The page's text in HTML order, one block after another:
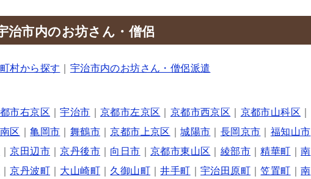
治市内のお坊さん・僧侶
村から探す 宇治市内のお坊さん・僧侶派遣
市右京区 ｜宇治市 京都市左京区 京都市西京区 京都市山科区
区 ｜亀岡市 舞鶴市｜京都市上京区 ｜城陽市 長岡京市
福知山市
｜京田辺市｜京丹後市 向日市 ｜京都市東山区 綾部市 ｜精華町 ｜南
｜京丹波町 大山崎町 久御山町 ｜井手町 ｜宇治田原町 ｜笠置町 ｜南